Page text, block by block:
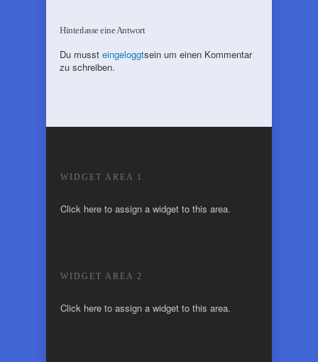
Hinterlasse eine Antwort
Du musst eingeloggtsein um einen Kommentar
zu schreiben.
WIDGET AREA 1
Click here to assign a widget to this area.
WIDGET AREA 2
Click here to assign a widget to this area.